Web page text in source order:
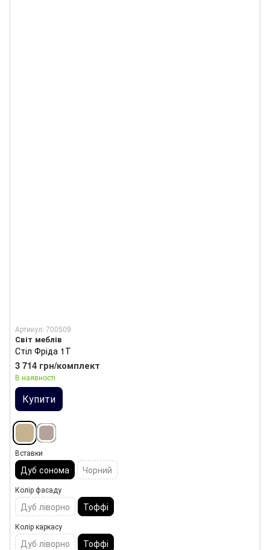
Артикул: 700509
Світ меблів
Стіл Фріда 1Т
3 714 грн/комплект
В наявності
Купити
Вставки
Дуб сонома Чорний
Колір фасаду
Дуб ліворно Тоффі
Колір каркасу
Дуб ліворно Тоффі